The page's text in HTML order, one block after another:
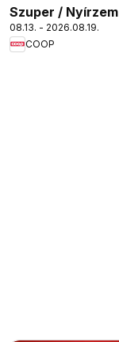
Szuper / Nyírzem
08.13. - 2026.08.19.
COOP